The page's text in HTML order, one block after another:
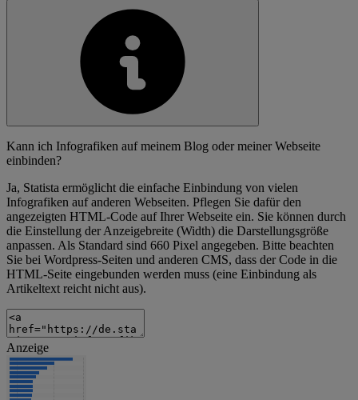
Kann ich Infografiken auf meinem Blog oder meiner Webseite
einbinden?
Ja, Statista ermöglicht die einfache Einbindung von vielen
Infografiken auf anderen Webseiten. Pflegen Sie dafür den
angezeigten HTML-Code auf Ihrer Webseite ein. Sie können durch
die Einstellung der Anzeigebreite (Width) die Darstellungsgröße
anpassen. Als Standard sind 660 Pixel angegeben. Bitte beachten
Sie bei Wordpress-Seiten und anderen CMS, dass der Code in die
HTML-Seite eingebunden werden muss (eine Einbindung als
Artikeltext reicht nicht aus).
Anzeige